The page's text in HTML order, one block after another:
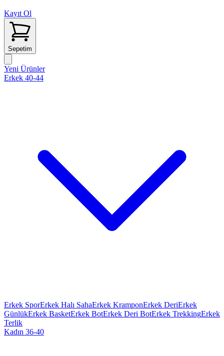
Kayıt Ol
Sepetim
Yeni Ürünler
Erkek 40-44
Erkek SporErkek Halı SahaErkek KramponErkek DeriErkek
GünlükErkek BasketErkek BotErkek Deri BotErkek TrekkingErkek
Terlik
Kadın 36-40